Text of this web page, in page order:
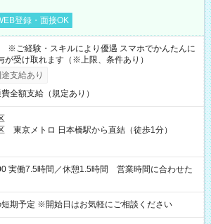
登録・面接OK
※ご経験・スキルにより優遇 スマホでかんたんに
が受け取れます（※上限、条件あり）
支給あり
全額支給（規定あり）
東京メトロ 日本橋駅から直結（徒歩1分）
せた
期予定 ※開始日はお気軽にご相談ください